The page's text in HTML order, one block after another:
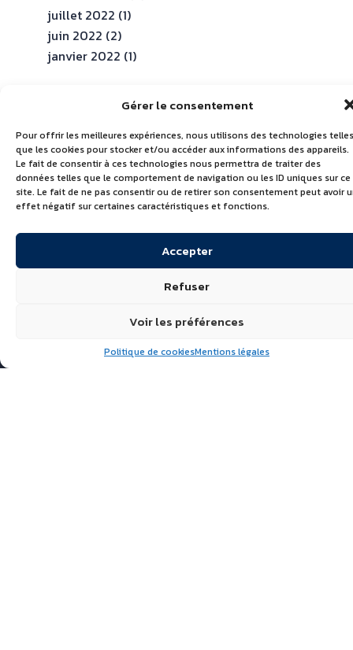
Gérer le consentement
Pour offrir les meilleures expériences, nous utilisons des technologies telles
que les cookies pour stocker et/ou accéder aux informations des appareils.
Le fait de consentir à ces technologies nous permettra de traiter des
données telles que le comportement de navigation ou les ID uniques sur ce
site. Le fait de ne pas consentir ou de retirer son consentement peut avoir
effet négatif sur certaines caractéristiques et fonctions.
Accepter
Refuser
Voir les préférences
Politique de cookiesMentions légales
juillet 2022 (1)
juin 2022 (2)
janvier 2022 (1)
CATÉGORIES
Actualités Echiré
dans
le
monde
Évènements Non